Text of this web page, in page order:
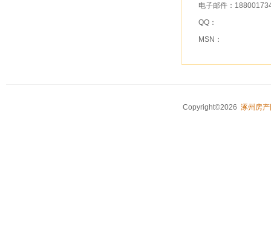
电子邮件：
QQ：
MSN：
Copyright©2026 涿州房